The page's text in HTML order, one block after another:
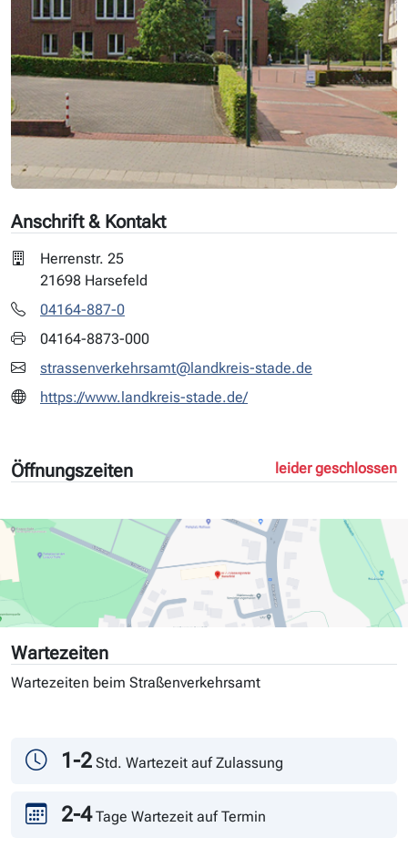
Anschrift & Kontakt
Herrenstr. 25
21698 Harsefeld
04164-887-0
04164-8873-000
strassenverkehrsamt@landkreis-stade.de
https://www.landkreis-stade.de/
Öffnungszeiten leider geschlossen
Wartezeiten
Wartezeiten beim Straßenverkehrsamt
Andrang
1-2 Std. Wartezeit auf Zulassung
2-4 Tage Wartezeit auf Termin